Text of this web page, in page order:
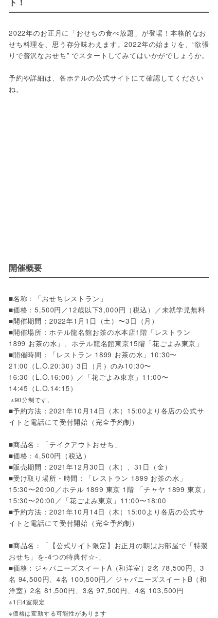
2022年のお正月に「おせちの食べ放題」が登場！本格的なお
せち料理を、思う存分味わえます。2022年の始まりを、“欲張
りで贅沢なおせち” でスタートしてみてはいかがでしょうか。
予約や詳細は、各ホテルの公式サイトにて確認してください
ね。
開催概要
■名称：「おせちレストラン」
■価格：5,500円／12歳以下3,000円（税込）／未就学児無料
■開催期間：2022年1月1日（土）〜3日（月）
■開催場所：ホテル龍名館お茶の水本店1階「レストラン
1899 お茶の水」、ホテル龍名館東京15階「花ごよみ東京」
■開催時間：「レストラン 1899 お茶の水」10:30〜
21:00（L.O.20:30）3日（月）のみ10:30〜
16:30（L.O.16:00）／「花ごよみ東京」11:00〜
14:45（L.O.14:15）
※90分制です。
■予約方法：2021年10月14日（木）15:00より各店の公式サ
イトと電話にて受付開始（完全予約制）
■商品名：「テイクアウトおせち」
■価格：4,500円（税込）
■販売期間：2021年12月30日（木）、31日（金）
■受け取り場所・時間：「レストラン 1899 お茶の水」
15:30〜20:00／ホテル 1899 東京 1階 「チャヤ 1899 東京」
15:30〜20:00／「花ごよみ東京」11:00〜18:00
■予約方法：2021年10月14日（木）15:00より各店の公式サ
イトと電話にて受付開始（完全予約制）
■商品名：「【公式サイト限定】お正月の朝はお部屋で「特製
おせち」を-4つの特典付☆-」
■価格：ジャパニーズスイートA（和洋室）2名 78,500円、3
名 94,500円、4名 100,500円／ ジャパニーズスイートB（和
洋室）2名 81,500円、3名 97,500円、4名 103,500円
※1日4室限定
※価格は変動する可能性があります